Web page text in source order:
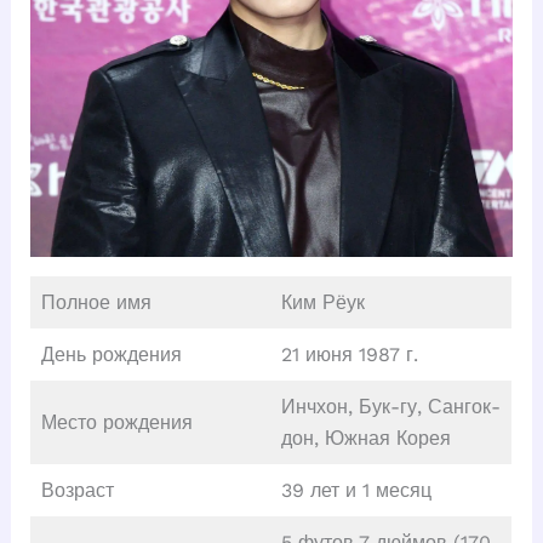
Полное имя Ким Рёук
День рождения 21 июня 1987 г.
Место рождения
Инчхон, Бук-гу, Сангок-
дон, Южная Корея
Возраст 39 лет и 1 месяц